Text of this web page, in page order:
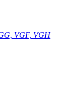
VGF, VGH